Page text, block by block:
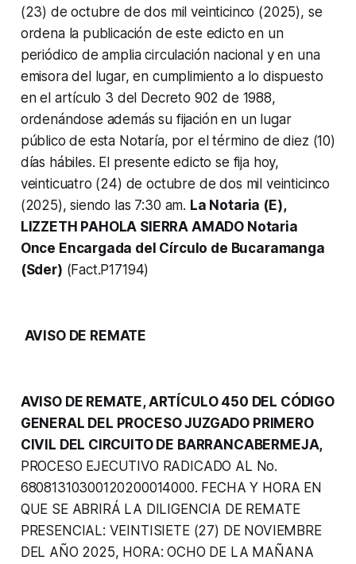
(23) de octubre de dos mil veinticinco (2025), se
ordena la publicación de este edicto en un
periódico de amplia circulación nacional y en una
emisora del lugar, en cumplimiento a lo dispuesto
en el artículo 3 del Decreto 902 de 1988,
ordenándose además su fijación en un lugar
público de esta Notaría, por el término de diez (10)
días hábiles. El presente edicto se fija hoy,
veinticuatro (24) de octubre de dos mil veinticinco
(2025), siendo las 7:30 am. La Notaria (E),
LIZZETH PAHOLA SIERRA AMADO Notaria
Once Encargada del Círculo de Bucaramanga
(Sder) (Fact.P17194)
AVISO DE REMATE
AVISO DE REMATE, ARTÍCULO 450 DEL CÓDIGO
GENERAL DEL PROCESO JUZGADO PRIMERO
CIVIL DEL CIRCUITO DE BARRANCABERMEJA,
PROCESO EJECUTIVO RADICADO AL No.
68081310300120200014000. FECHA Y HORA EN
QUE SE ABRIRÁ LA DILIGENCIA DE REMATE
PRESENCIAL: VEINTISIETE (27) DE NOVIEMBRE
DEL AÑO 2025, HORA: OCHO DE LA MAÑANA